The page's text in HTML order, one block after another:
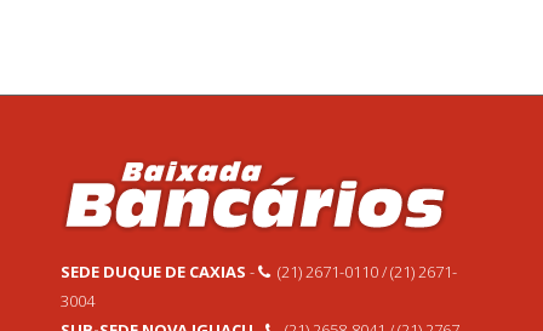
SEDE DUQUE DE CAXIAS -
(21) 2671-0110 / (21) 2671-
3004